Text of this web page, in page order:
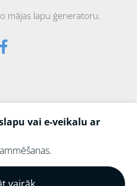
mājas lapu ģeneratoru.
vai e-veikalu ar